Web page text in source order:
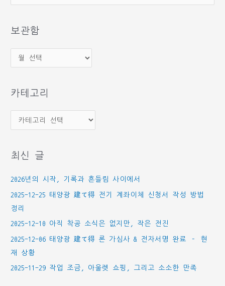
상
보관함
관
카테고리
테
리
최신 글
2026년의 시작, 기록과 흔들림 사이에서
2025-12-25 태양광 建て得 전기 계좌이체 신청서 작성 방법
정리
2025-12-10 아직 착공 소식은 없지만, 작은 전진
2025-12-06 태양광 建て得 론 가심사 & 전자서명 완료 – 현
재 상황
2025-11-29 작업 조금, 아울렛 쇼핑, 그리고 소소한 만족